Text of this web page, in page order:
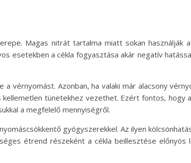
Magas nitrát tartalma miatt sokan használják
esetekben a cékla fogyasztása akár negatív
vérnyomást. Azonban, ha valaki már alacsony
tünetekhez vezethet. Ezért fontos, hogy
a megfelelő mennyiségről.
gyógyszerekkel. Az ilyen
étrend részeként a cékla beillesztése előnyös